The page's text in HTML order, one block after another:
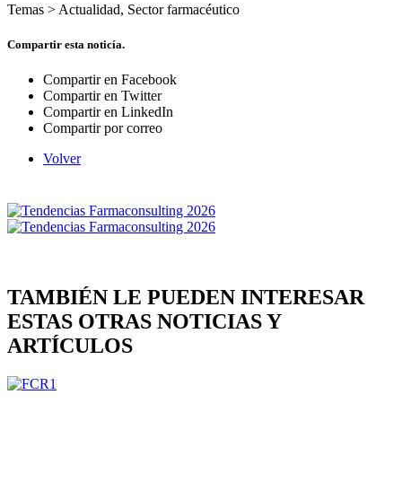
Temas > Actualidad, Sector farmacéutico
Compartir esta noticía.
Compartir en Facebook
Compartir en Twitter
Compartir en LinkedIn
Compartir por correo
Volver
TAMBIÉN LE PUEDEN INTERESAR
ESTAS OTRAS NOTICIAS Y
ARTÍCULOS